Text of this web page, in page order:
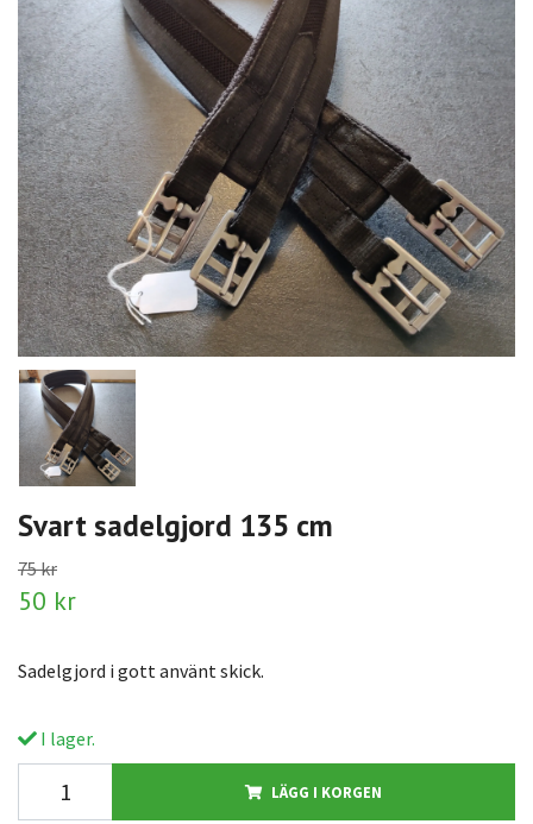
Svart sadelgjord 135 cm
75 kr
50 kr
Sadelgjord i gott använt skick.
I lager.
LÄGG I KORGEN